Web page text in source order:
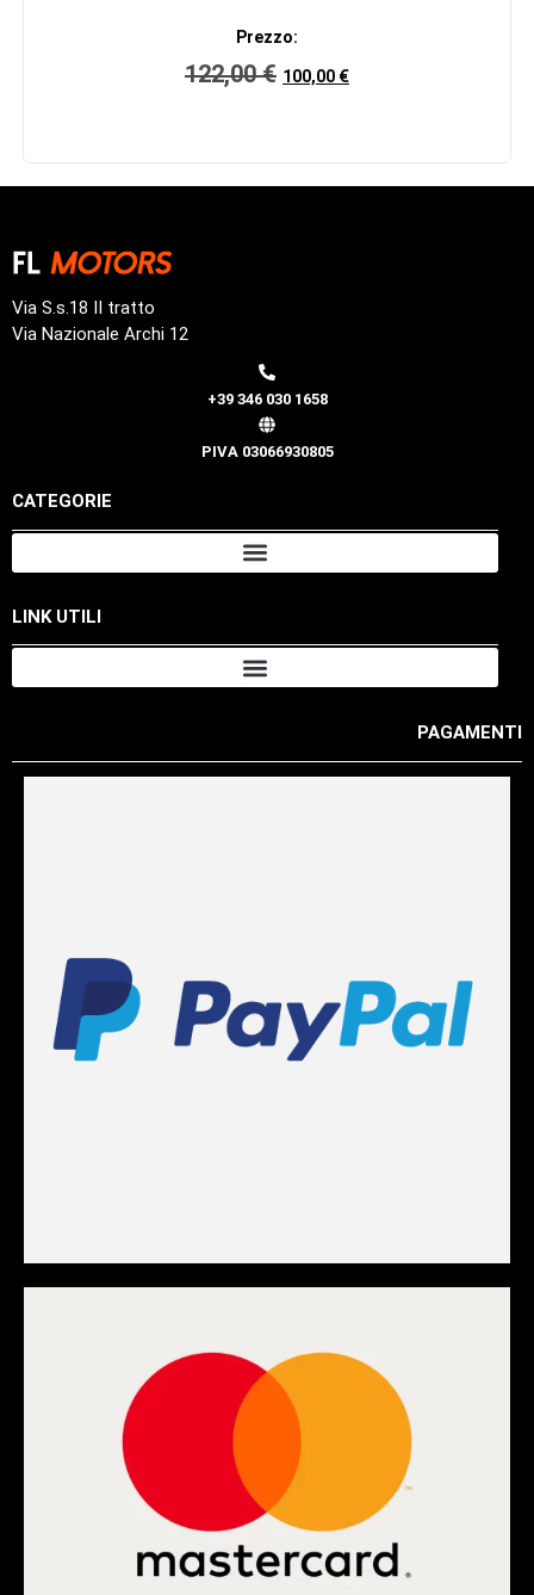
Prezzo:
122,00€ 100,00 €
Via S.s.18 II tratto
Via Nazionale Archi 12
+39 346 030 1658
PIVA 03066930805
CATEGORIE
LINK UTILI
PAGAMENTI